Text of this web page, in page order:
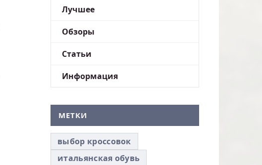
Лучшее
Обзоры
Статьи
Информация
МЕТКИ
выбор кроссовок
итальянская обувь